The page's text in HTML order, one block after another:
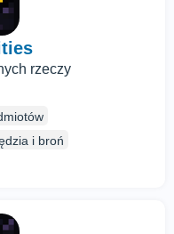
rzeczy
i broń